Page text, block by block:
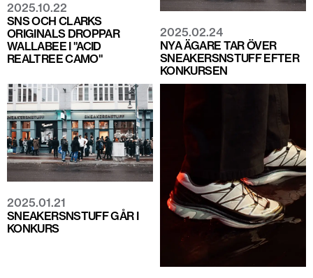
2025.10.22
SNS OCH CLARKS
ORIGINALS DROPPAR
WALLABEE I "ACID
REALTREE CAMO"
2025.02.24
NYA ÄGARE TAR ÖVER
SNEAKERSNSTUFF EFTER
KONKURSEN
2025.01.21
SNEAKERSNSTUFF GÅR I
KONKURS